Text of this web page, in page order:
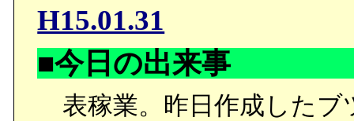
H15.01.31
■今日の出来事
表稼業。昨日作成したブ